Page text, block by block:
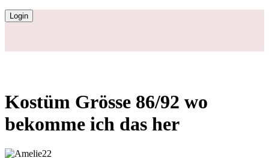
Login
Kostüm Grösse 86/92 wo
bekomme ich das her